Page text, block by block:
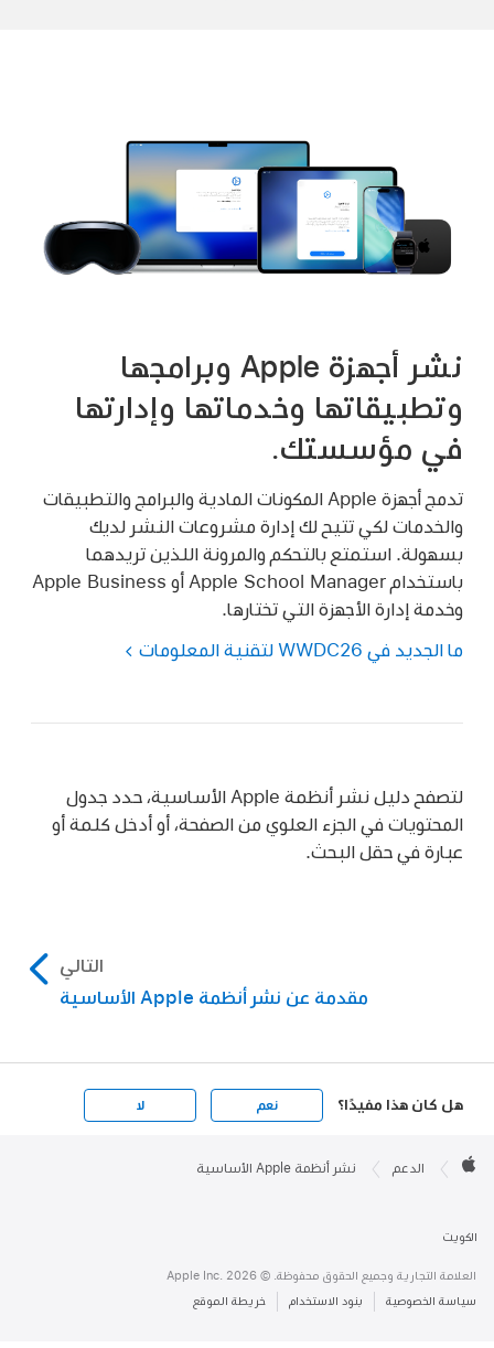
نشر أجهزة Apple وبرامجها
وتطبيقاتها وخدماتها وإدارتها
في مؤسستك.
تدمج أجهزة Apple المكونات المادية والبرامج والتطبيقات
والخدمات لكي تتيح لك إدارة مشروعات النشر لديك
بسهولة. استمتع بالتحكم والمرونة اللذين تريدهما
باستخدام Apple School Manager أو Apple Business
وخدمة إدارة الأجهزة التي تختارها.
ما الجديد في WWDC26 لتقنية المعلومات
لتصفح دليل نشر أنظمة Apple الأساسية، حدد جدول
المحتويات في الجزء العلوي من الصفحة، أو أدخل كلمة أو
عبارة في حقل البحث.
التالي
مقدمة عن نشر أنظمة Apple الأساسية
هل كان هذا مفيدًا؟ نعم لا
Footer

الدعم نشر أنظمة Apple الأساسية
الكويت
العلامة التجارية وجميع الحقوق محفوظة. © 2026 ‏.Apple Inc
سياسة الخصوصية بنود الاستخدام خريطة الموقع